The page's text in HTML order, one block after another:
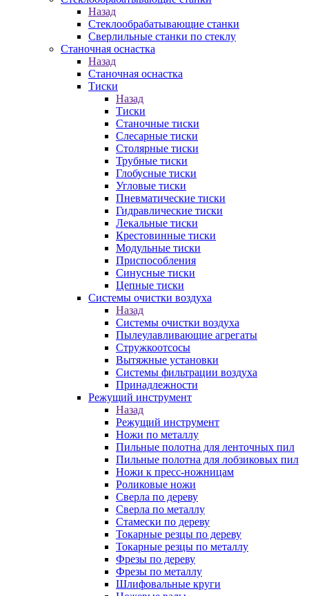
Назад
Стеклообрабатывающие станки
Сверлильные станки по стеклу
Станочная оснастка
Назад
Станочная оснастка
Тиски
Назад
Тиски
Станочные тиски
Слесарные тиски
Столярные тиски
Трубные тиски
Глобусные тиски
Угловые тиски
Пневматические тиски
Гидравлические тиски
Лекальные тиски
Крестовинные тиски
Модульные тиски
Приспособления
Синусные тиски
Цепные тиски
Системы очистки воздуха
Назад
Системы очистки воздуха
Пылеулавливающие агрегаты
Стружкоотсосы
Вытяжные установки
Системы фильтрации воздуха
Принадлежности
Режущий инструмент
Назад
Режущий инструмент
Ножи по металлу
Пильные полотна для ленточных пил
Пильные полотна для лобзиковых пил
Ножи к пресс-ножницам
Роликовые ножи
Сверла по дереву
Сверла по металлу
Стамески по дереву
Токарные резцы по дереву
Токарные резцы по металлу
Фрезы по дереву
Фрезы по металлу
Шлифовальные круги